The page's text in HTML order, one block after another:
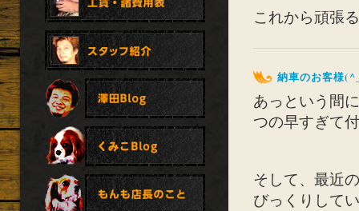
これから頑張
納車のお客様
あっという間
つの早すぎて
そして、最近
びっくりして